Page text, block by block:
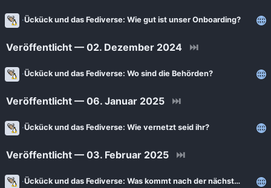
Got tty
Koflers Blog
Linux Guides
Soeren-Hentzschel.at
VNotes
Heise Open Source
Linux-Magazin
LinuxCommunity
MichlFranken
OSB Alliance
Pro-Linux News
Ückück und das Fediverse: Wie gut ist unser Onboarding?
Veröffentlicht — 02. Dezember 2024 ⏭
Ückück und das Fediverse: Wo sind die Behörden?
Veröffentlicht — 06. Januar 2025 ⏭
Ückück und das Fediverse: Wie vernetzt seid ihr?
Veröffentlicht — 03. Februar 2025 ⏭
Ückück und das Fediverse: Was kommt nach der nächsten Welle?